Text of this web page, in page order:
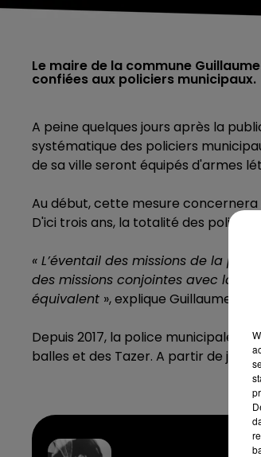
LA TEAM DU WEEK-
Le maire de la commune
confiées aux policiers municipaux.
A peine quelques jours après la
systématique des policiers
de sa ville seront équipés d'armes
Au début, cette mesure
D'ici trois ans, la totalité des
« L’éventail des missions de la
des missions conjointes avec la
équivalent », explique Guillaume
Depuis 2017, la police municipale
balles et des Tazer. A partir de